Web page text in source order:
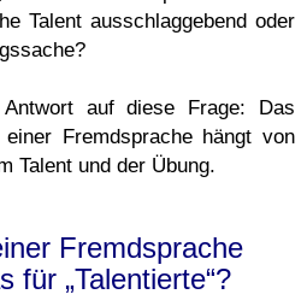
Talent ausschlaggebend oder
auf diese Frage: Das
Fremdsprache hängt von
Talent und der Übung.
Fremdsprache
für „Talentierte“?